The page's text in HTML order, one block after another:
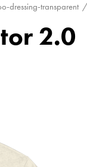
dressing-transparent
2.0